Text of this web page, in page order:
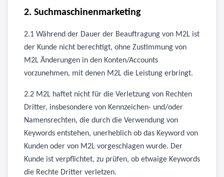
2. Suchmaschinenmarketing
2.1 Während der Dauer der Beauftragung von M2L ist
der Kunde nicht berechtigt, ohne Zustimmung von
M2L Änderungen in den Konten/Accounts
vorzunehmen, mit denen M2L die Leistung erbringt.
2.2 M2L haftet nicht für die Verletzung von Rechten
Dritter, insbesondere von Kennzeichen- und/oder
Namensrechten, die durch die Verwendung von
Keywords entstehen, unerheblich ob das Keyword von
Kunden oder von M2L vorgeschlagen wurde. Der
Kunde ist verpflichtet, zu prüfen, ob etwaige Keywords
die Rechte Dritter verletzen.